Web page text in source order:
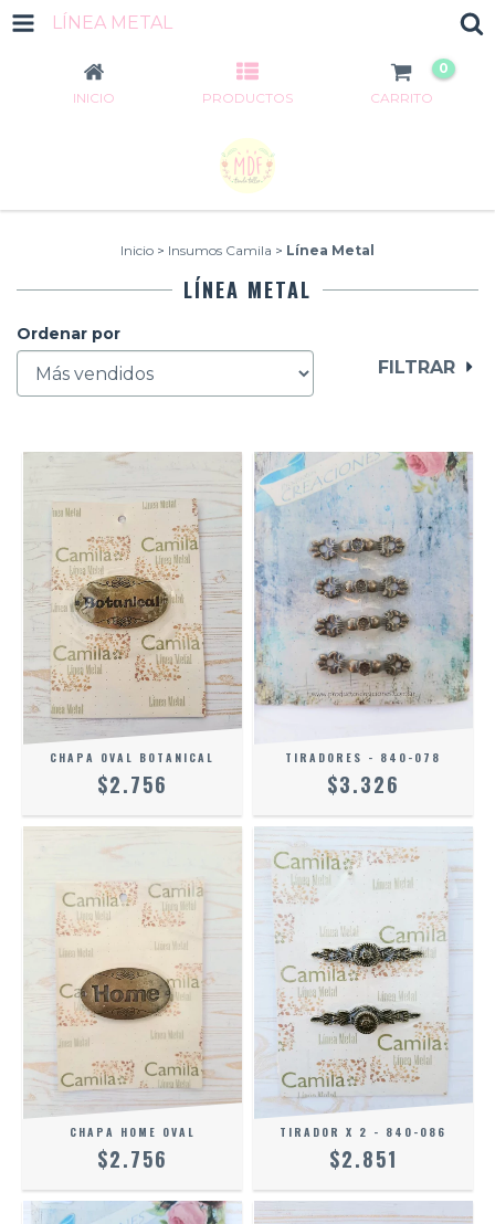
LÍNEA METAL
INICIO PRODUCTOS CARRITO
0
Inicio > Insumos Camila > Línea Metal
LÍNEA METAL
Ordenar por
FILTRAR
CHAPA OVAL BOTANICAL
$2.756
TIRADORES - 840-078
$3.326
CHAPA HOME OVAL
$2.756
TIRADOR X 2 - 840-086
$2.851